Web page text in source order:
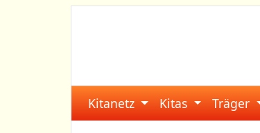
Kitanetz Kitas Träger